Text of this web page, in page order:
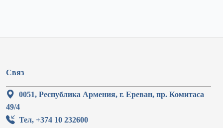
Связ
0051, Республика Армения, г. Ереван, пр. Комитаса
49/4
Тел, +374 10 232600